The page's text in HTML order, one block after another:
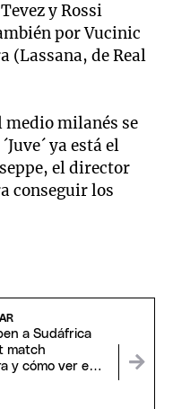
y Rossi
por Vucinic
(Lassana, de Real
milanés se
ya está el
el director
conseguir los
a Sudáfrica
match
y cómo ver en